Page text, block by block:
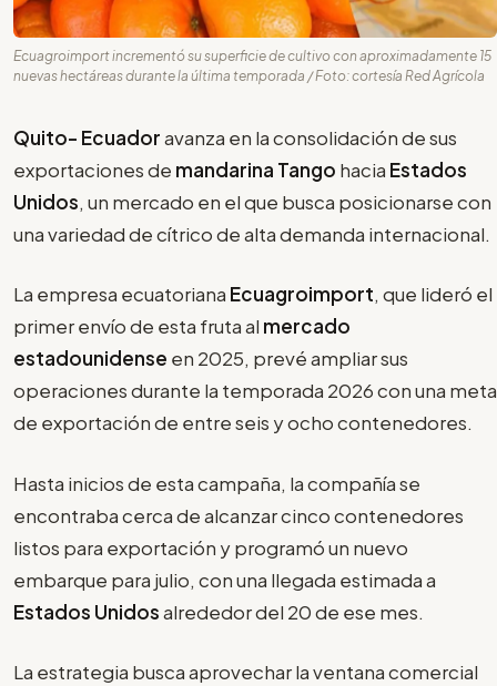
Ecuagroimport incrementó su superficie de cultivo con aproximadamente 15
nuevas hectáreas durante la última temporada / Foto: cortesía Red Agrícola
Quito- Ecuadoravanza en la consolidación de sus
exportaciones de mandarina Tango hacia Estados
Unidos, un mercado en el que busca posicionarse con
una variedad de cítrico de alta demanda internacional.
La empresa ecuatoriana Ecuagroimport, que lideró el
primer envío de esta fruta al mercado
estadounidense en 2025, prevé ampliar sus
operaciones durante la temporada 2026 con una meta
de exportación de entre seis y ocho contenedores.
Hasta inicios de esta campaña, la compañía se
encontraba cerca de alcanzar cinco contenedores
listos para exportación y programó un nuevo
embarque para julio, con una llegada estimada a
Estados Unidosalrededor del 20 de ese mes.
La estrategia busca aprovechar la ventana comercial